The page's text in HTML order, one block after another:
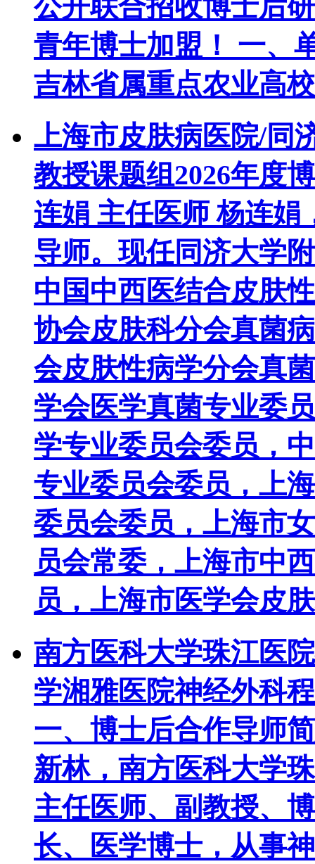
公开联合招收博士后
青年博士加盟！ 一、
吉林省属重点农业高
上海市皮肤病医院/同
教授课题组2026年度
连娟 主任医师 杨连娟
导师。现任同济大学
中国中西医结合皮肤
协会皮肤科分会真菌
会皮肤性病学分会真
学会医学真菌专业委
学专业委员会委员，
专业委员会委员，上
委员会委员，上海市
员会常委，上海市中
员，上海市医学会皮
南方医科大学珠江医
学湘雅医院神经外科
一、博士后合作导师
新林，南方医科大学
主任医师、副教授、
长、医学博士，从事